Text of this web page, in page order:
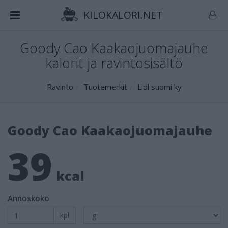
KILOKALORI.NET
Goody Cao Kaakaojuomajauhe
kalorit ja ravintosisältö
Ravinto Tuotemerkit Lidl suomi ky
Goody Cao Kaakaojuomajauhe
39 kcal
Annoskoko
kpl